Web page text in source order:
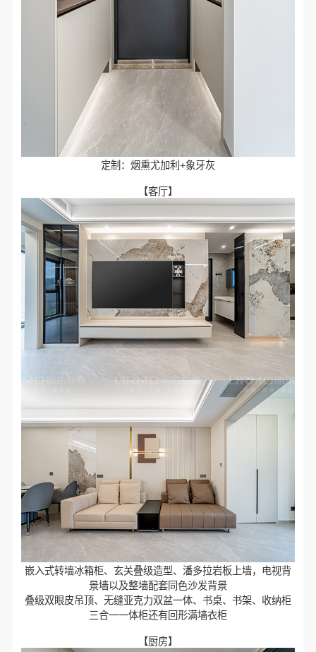
定制：烟熏尤加利+象牙灰
【客厅】
嵌入式转墙冰箱柜、玄关叠级造型、潘多拉岩板上墙，电视背
景墙以及整墙配套同色沙发背景
叠级双眼皮吊顶、无缝亚克力双盆一体、书桌、书架、收纳柜
三合一一体柜还有回形满墙衣柜
【厨房】